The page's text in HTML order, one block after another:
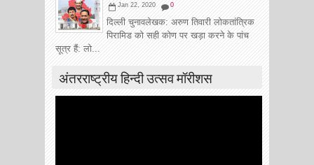
Jan 22, 2020 0
दिल्ली चुनावलेखक: अरुण तिवारी लोकतांत्रिक
पिरामिड को सही कोण पर खड़ा करने के पांच
सूत्र हैं: लो...
अंतरराष्ट्रीय हिन्दी उत्सव मॉरीशस